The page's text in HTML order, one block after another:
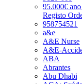
95.000€
Registo
958754521
a&e
A&E Nurse
A&E-
ABA
Abrantes
Abu Dhabi